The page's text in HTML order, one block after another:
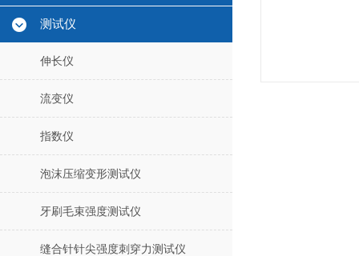
测试仪
伸长仪
流变仪
指数仪
泡沫压缩变形测试仪
牙刷毛束强度测试仪
缝合针针尖强度刺穿力测试仪